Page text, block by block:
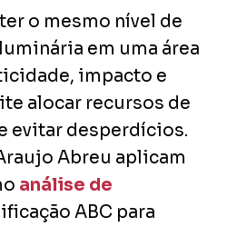
o mesmo nível de
em uma área
impacto e
alocar recursos de
evitar desperdícios.
Abreu aplicam
análise de
ABC para